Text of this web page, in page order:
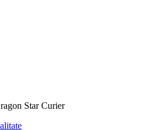
Star Curier